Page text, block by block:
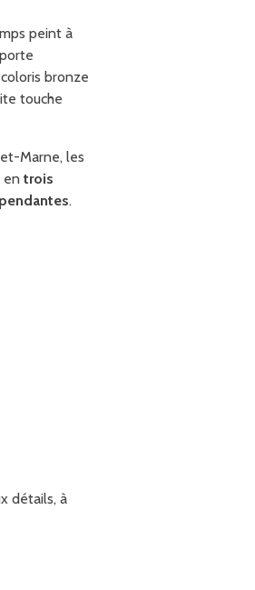
peint à
bronze
touche
Marne, les
en trois
.
détails, à